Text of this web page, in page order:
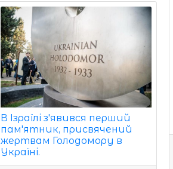
В Ізраїлі з'явився перший
пам'ятник, присвячений
жертвам Голодомору в
Україні.